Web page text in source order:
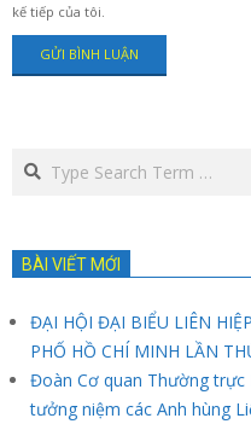
kế tiếp của tôi.
Search
BÀI VIẾT MỚI
ĐẠI HỘI ĐẠI BIỂU LIÊN
PHỐ HỒ CHÍ MINH LẦN
Đoàn Cơ quan Thường trực
tưởng niệm các Anh hùng